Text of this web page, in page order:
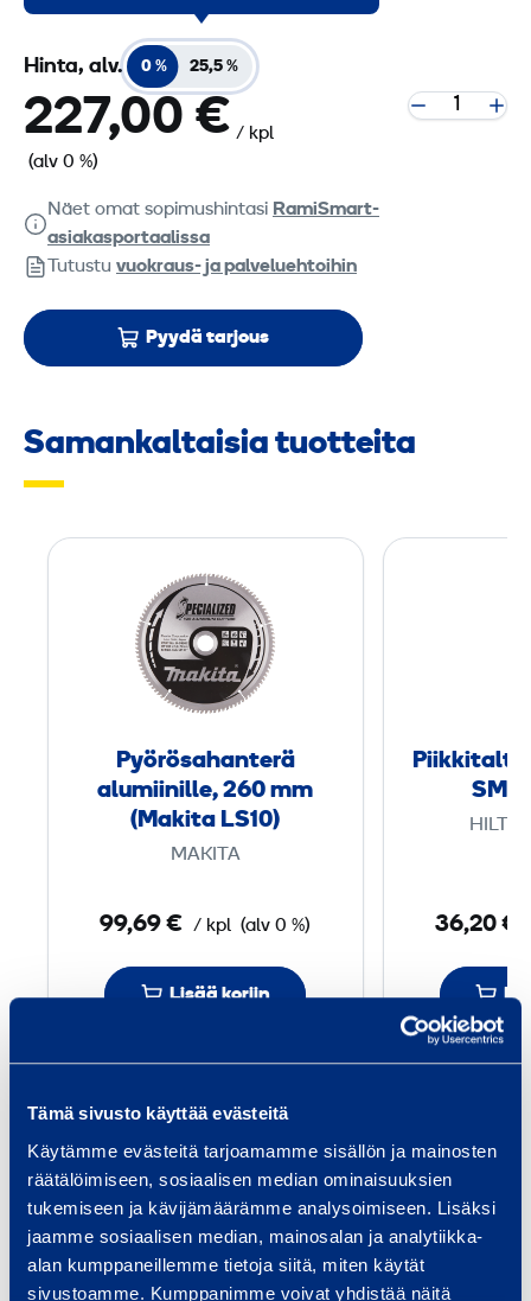
Tämä sivusto käyttää evästeitä
Käytämme evästeitä tarjoamamme sisällön ja mainosten
räätälöimiseen, sosiaalisen median ominaisuuksien
tukemiseen ja kävijämäärämme analysoimiseen. Lisäksi
jaamme sosiaalisen median, mainosalan ja analytiikka-
alan kumppaneillemme tietoja siitä, miten käytät
sivustoamme. Kumppanimme voivat yhdistää näitä
Hinta, alv. 0 % 25,5 %
227,00 € / kpl
(alv 0 %)
Näet omat sopimushintasi RamiSmart-
asiakasportaalissa
Tutustu vuokraus- ja palveluehtoihin
Pyydä tarjous
Samankaltaisia tuotteita
y
ö
r
ö
s
a
a
n
r
ä
a
u
i
­
l
Pyörösahanterä
alumiini­lle, 260 mm
(Makita LS10)
MAKITA
99,69 € / kpl (alv 0 %)
Lisää koriin
Piikkitaltta
SM
HILTI
36,20 €
Palvelut
Talon rakentaminen